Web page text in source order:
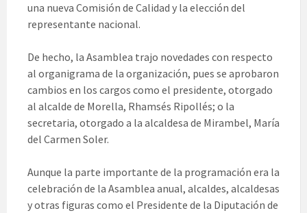
una nueva Comisión de Calidad y la elección del
representante nacional.
De hecho, la Asamblea trajo novedades con respecto
al organigrama de la organización, pues se aprobaron
cambios en los cargos como el presidente, otorgado
al alcalde de Morella, Rhamsés Ripollés; o la
secretaria, otorgado a la alcaldesa de Mirambel, María
del Carmen Soler.
Aunque la parte importante de la programación era la
celebración de la Asamblea anual, alcaldes, alcaldesas
y otras figuras como el Presidente de la Diputación de